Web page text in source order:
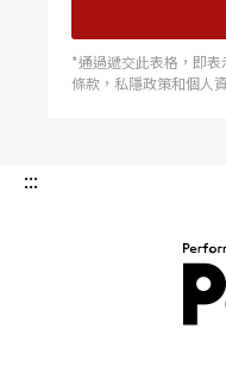
影像裝置與表徵更
性、女性、中性或
座落於舞台右側的多
質。不過，從他的
但並沒有太多肢體
*通過遞交此表格，即
條款，私隱政策和個人
:::